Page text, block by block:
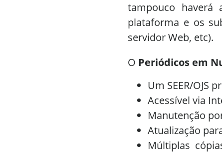
tampouco haverá
plataforma e os
servidor Web, etc).
O Periódicos em
Um SEER/OJS
Acessível via
Manutenção
Atualização
Múltiplas